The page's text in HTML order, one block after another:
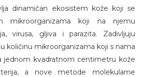
dinamičan ekosistem kože koji se
mikroorganizama koji na njemu
virusa, gljiva i parazita. Zadivljuju
količinu mikroorganizama koji s nama
jednom kvadratnom centimetru kože
a nove metode molekularne